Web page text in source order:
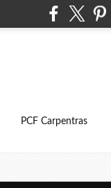
PCF Carpentras